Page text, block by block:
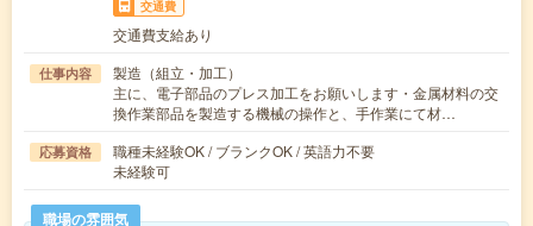
交通費
交通費支給あり
仕事内容
製造（組立・加工）
主に、電子部品のプレス加工をお願いします・金属材料の交
換作業部品を製造する機械の操作と、手作業にて材…
応募資格
職種未経験OK / ブランクOK / 英語力不要
未経験可
職場の雰囲気